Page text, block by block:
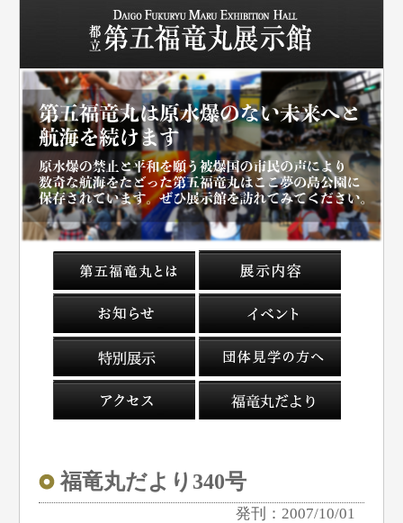
福竜丸だより340号
発刊：2007/10/01